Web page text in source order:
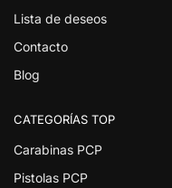
Lista de deseos
Contacto
Blog
CATEGORÍAS TOP
Carabinas PCP
Pistolas PCP